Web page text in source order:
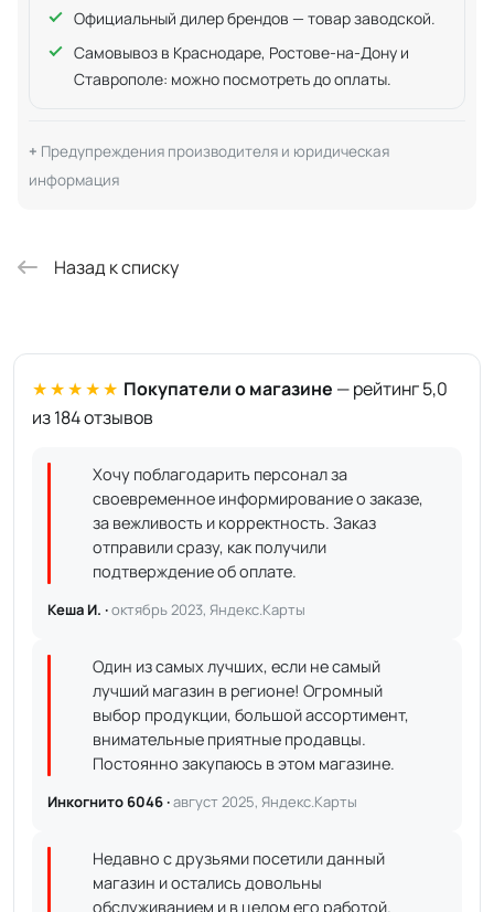
Официальный дилер брендов — товар заводской.
Самовывоз в Краснодаре, Ростове-на-Дону и
Ставрополе: можно посмотреть до оплаты.
Предупреждения производителя и юридическая
информация
Назад к списку
★★★★★ Покупатели о магазине — рейтинг 5,0
из 184 отзывов
Хочу поблагодарить персонал за
своевременное информирование о заказе,
за вежливость и корректность. Заказ
отправили сразу, как получили
подтверждение об оплате.
Кеша И. ·октябрь 2023, Яндекс.Карты
Один из самых лучших, если не самый
лучший магазин в регионе! Огромный
выбор продукции, большой ассортимент,
внимательные приятные продавцы.
Постоянно закупаюсь в этом магазине.
Инкогнито 6046 ·август 2025, Яндекс.Карты
Недавно с друзьями посетили данный
магазин и остались довольны
обслуживанием и в целом его работой.